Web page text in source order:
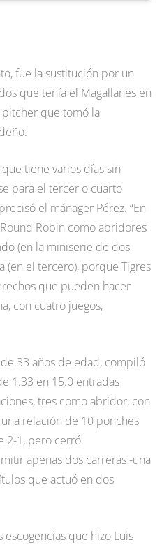
fue la sustitución por un
que tenía el Magallanes en
que tomó la
tiene varios días sin
para el tercer o cuarto
el mánager Pérez. “En
Robin como abridores
(en la miniserie de dos
(en el tercero), porque Tigres
que pueden hacer
con cuatro juegos,
33 años de edad, compiló
1.33 en 15.0 entradas
tres como abridor, con
relación de 10 ponches
2-1, pero cerró
apenas dos carreras -una
que actuó en dos
escogencias que hizo Luis